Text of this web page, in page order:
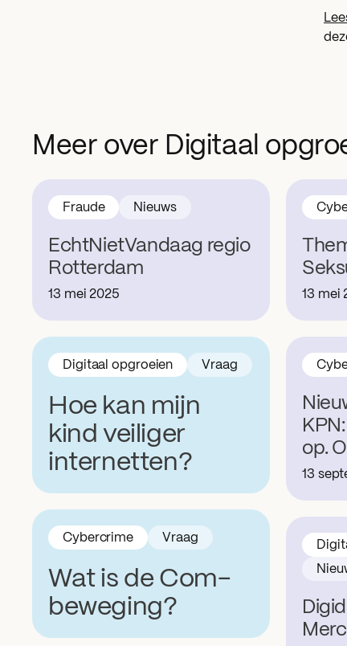
Meer over Digitaal
EchtNietVandaag regio
Rotterdam
Fraude Nieuws
13 mei 2025 13 mei
Hoe kan mijn
kind veiliger
internetten?
Digitaal opgroeien Vraag
op.
13
Wat is de Com-
beweging?
Cybercrime Vraag